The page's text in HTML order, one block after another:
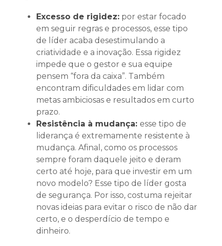
Excesso de rigidez: por estar focado
em seguir regras e processos, esse tipo
de líder acaba desestimulando a
criatividade e a inovação. Essa rigidez
impede que o gestor e sua equipe
pensem “fora da caixa”. Também
encontram dificuldades em lidar com
metas ambiciosas e resultados em curto
prazo.
Resistência à mudança: esse tipo de
liderança é extremamente resistente à
mudança. Afinal, como os processos
sempre foram daquele jeito e deram
certo até hoje, para que investir em um
novo modelo? Esse tipo de líder gosta
de segurança. Por isso, costuma rejeitar
novas ideias para evitar o risco de não dar
certo, e o desperdício de tempo e
dinheiro.